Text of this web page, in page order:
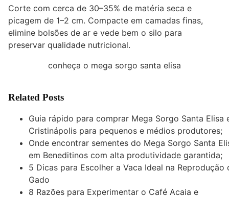
Corte com cerca de 30–35% de matéria seca e
picagem de 1–2 cm. Compacte em camadas finas,
elimine bolsões de ar e vede bem o silo para
preservar qualidade nutricional.
conheça o mega sorgo santa elisa
Related Posts
Guia rápido para comprar Mega Sorgo Santa Elisa
Cristinápolis para pequenos e médios produtores;
Onde encontrar sementes do Mega Sorgo Santa
em Beneditinos com alta produtividade garantida;
5 Dicas para Escolher a Vaca Ideal na Reprodução
Gado
8 Razões para Experimentar o Café Acaia e